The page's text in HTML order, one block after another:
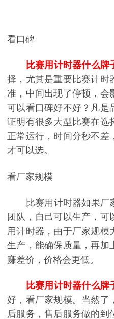
看口碑
比赛用计时器什么牌
择，尤其是重要比赛计时
准，中间出现了停顿，会
可以看口碑好不好？凡是
证明有很多大型比赛在选
正常运行，时间分秒不差
才可以选。
看厂家规模
比赛用计时器如果厂
团队，自己可以生产，可
用计时器，由于厂家规模
生产，能确保质量，再加
赚差价，价格会更低。
比赛用计时器什么牌
好，看厂家规模。当然了
后服务，售后服务做的到